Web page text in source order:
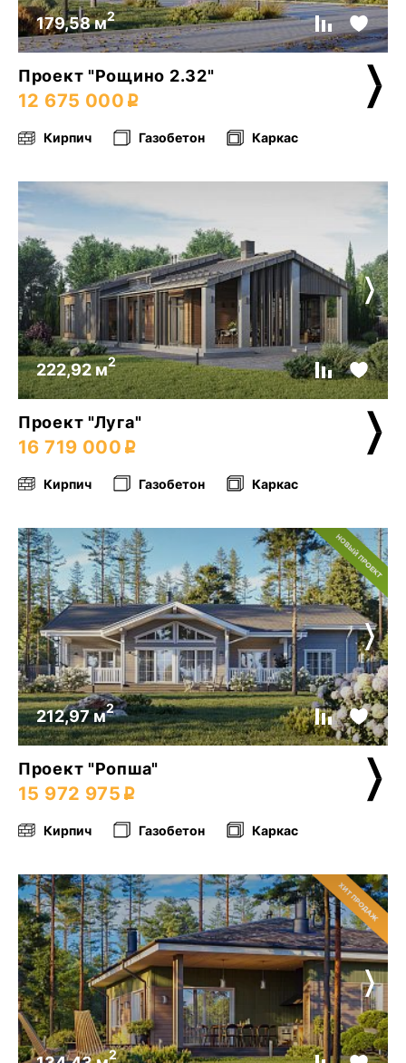
179,58 м2
Проект "Рощино 2.32"
12 675 000
Кирпич Газобетон Каркас
222,92 м2
Проект "Луга"
16 719 000
Кирпич Газобетон Каркас
212,97 м2
Проект "Ропша"
15 972 975
Кирпич Газобетон Каркас
2